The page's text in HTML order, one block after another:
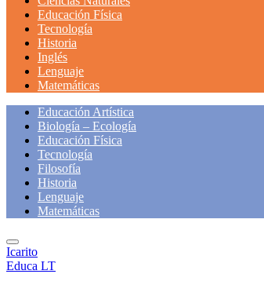
Educación Física
Tecnología
Historia
Inglés
Lenguaje
Matemáticas
Educación Artística
Biología – Ecología
Educación Física
Tecnología
Filosofía
Historia
Lenguaje
Matemáticas
Icarito
Educa LT